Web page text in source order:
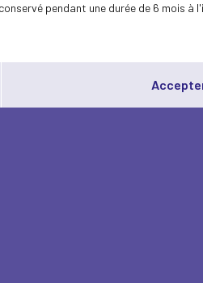
pendant une durée de 6 mois à